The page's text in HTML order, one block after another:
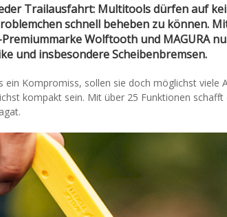
Trailausfahrt: Multitools dürfen auf
schnell beheben zu können.
Wolftooth und MAGURA
und insbesondere Scheibenbremsen.
ein Kompromiss, sollen sie doch möglichst viele
kompakt sein. Mit über 25 Funktionen